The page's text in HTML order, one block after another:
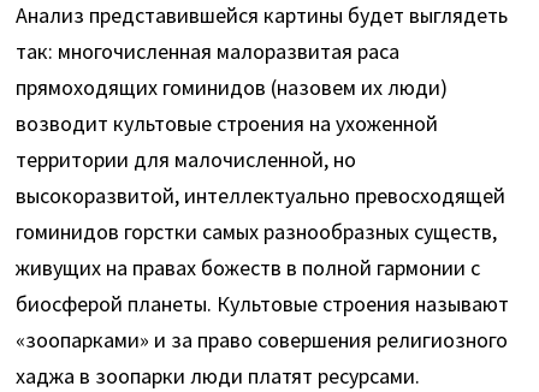
Анализ представившейся картины будет выглядеть
так: многочисленная малоразвитая раса
прямоходящих гоминидов (назовем их люди)
возводит культовые строения на ухоженной
территории для малочисленной, но
высокоразвитой, интеллектуально превосходящей
гоминидов горстки самых разнообразных существ,
живущих на правах божеств в полной гармонии с
биосферой планеты. Культовые строения называют
«зоопарками» и за право совершения религиозного
хаджа в зоопарки люди платят ресурсами.